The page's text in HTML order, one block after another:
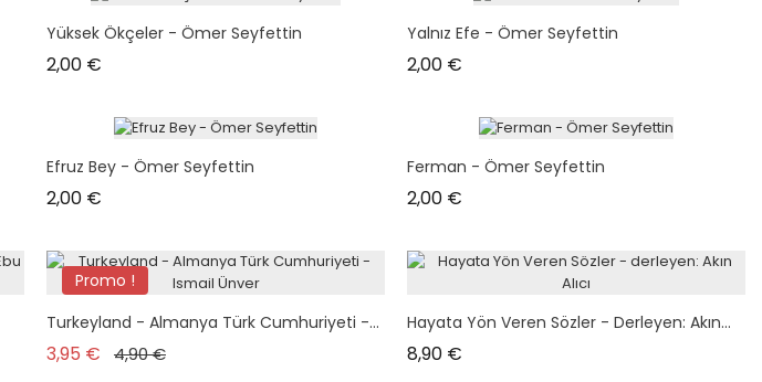
Yüksek Ökçeler - Ömer Seyfettin
2,00 €
Yalnız Efe - Ömer Seyfettin
2,00 €
Efruz Bey - Ömer Seyfettin
2,00 €
Ferman - Ömer Seyfettin
2,00 €
Promo !
Turkeyland - Almanya Türk Cumhuriyeti -...
3,95 € Prix de base
4,90 €Prix
Hayata Yön Veren Sözler - Derleyen: Akın...
8,90 €